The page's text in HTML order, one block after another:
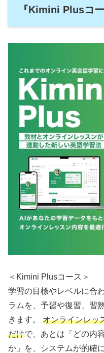
『Kimini Plusコー
＜Kimini Plusコース＞
学習の目標やレベルに合
ラムを、予習や復習、習
きます。 オンラインレッ
だけで、あとは「どの内
か」を、システムが的確